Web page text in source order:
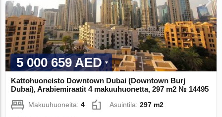
5 000 659 AED
Kattohuoneisto Downtown Dubai (Downtown Burj
Dubai), Arabiemiraatit 4 makuuhuonetta, 297 m2 № 14495
Makuuhuoneita:4 Asuintila:297 m2